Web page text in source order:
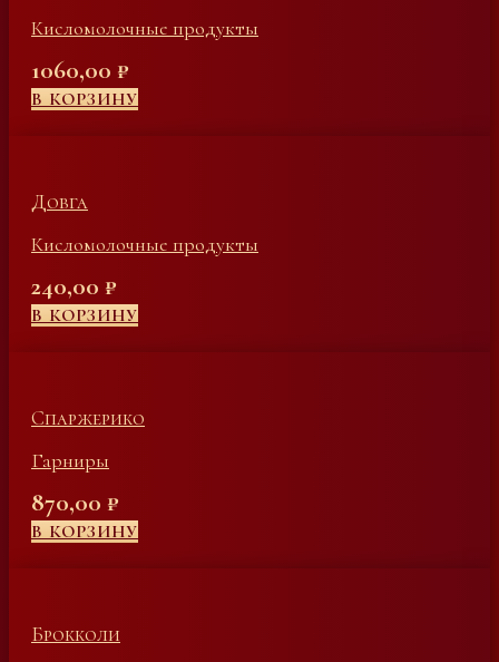
Кисломолочные продукты
1060,00 ₽
В КОРЗИНУ
Довга
Кисломолочные продукты
240,00 ₽
В КОРЗИНУ
Спаржерико
Гарниры
870,00 ₽
В КОРЗИНУ
Брокколи